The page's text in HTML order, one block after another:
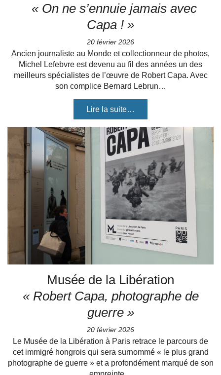
« On ne s’ennuie jamais avec
Capa ! »
20 février 2026
Ancien journaliste au Monde et collectionneur de photos,
Michel Lefebvre est devenu au fil des années un des
meilleurs spécialistes de l’œuvre de Robert Capa. Avec
son complice Bernard Lebrun…
Lire la suite…
Musée de la Libération
« Robert Capa, photographe de
guerre »
20 février 2026
Le Musée de la Libération à Paris retrace le parcours de
cet immigré hongrois qui sera surnommé « le plus grand
photographe de guerre » et a profondément marqué de son